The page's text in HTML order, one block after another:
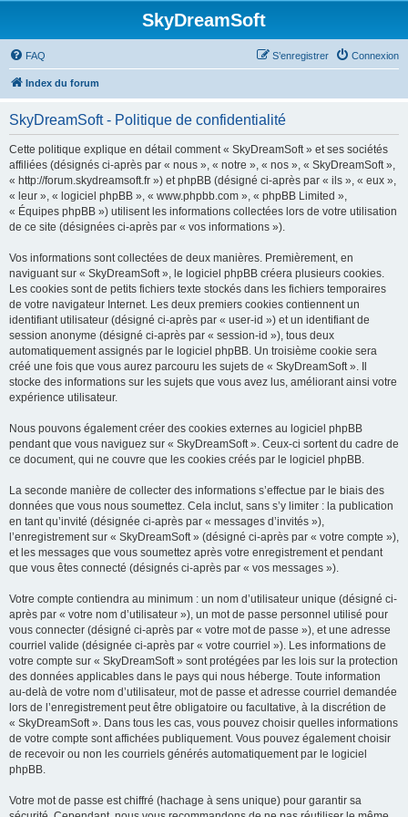
SkyDreamSoft
FAQ Connexion
S’enregistrer
Index du forum
SkyDreamSoft - Politique de confidentialité
Cette politique explique en détail comment « SkyDreamSoft » et ses sociétés
affiliées (désignés ci-après par « nous », « notre », « nos », « SkyDreamSoft »,
« http://forum.skydreamsoft.fr ») et phpBB (désigné ci-après par « ils », « eux »,
« leur », « logiciel phpBB », « www.phpbb.com », « phpBB Limited »,
« Équipes phpBB ») utilisent les informations collectées lors de votre utilisation
de ce site (désignées ci-après par « vos informations »).
Vos informations sont collectées de deux manières. Premièrement, en
naviguant sur « SkyDreamSoft », le logiciel phpBB créera plusieurs cookies.
Les cookies sont de petits fichiers texte stockés dans les fichiers temporaires
de votre navigateur Internet. Les deux premiers cookies contiennent un
identifiant utilisateur (désigné ci-après par « user-id ») et un identifiant de
session anonyme (désigné ci-après par « session-id »), tous deux
automatiquement assignés par le logiciel phpBB. Un troisième cookie sera
créé une fois que vous aurez parcouru les sujets de « SkyDreamSoft ». Il
stocke des informations sur les sujets que vous avez lus, améliorant ainsi votre
expérience utilisateur.
Nous pouvons également créer des cookies externes au logiciel phpBB
pendant que vous naviguez sur « SkyDreamSoft ». Ceux-ci sortent du cadre de
ce document, qui ne couvre que les cookies créés par le logiciel phpBB.
La seconde manière de collecter des informations s’effectue par le biais des
données que vous nous soumettez. Cela inclut, sans s’y limiter : la publication
en tant qu’invité (désignée ci-après par « messages d’invités »),
l’enregistrement sur « SkyDreamSoft » (désigné ci-après par « votre compte »),
et les messages que vous soumettez après votre enregistrement et pendant
que vous êtes connecté (désignés ci-après par « vos messages »).
Votre compte contiendra au minimum : un nom d’utilisateur unique (désigné ci-
après par « votre nom d’utilisateur »), un mot de passe personnel utilisé pour
vous connecter (désigné ci-après par « votre mot de passe »), et une adresse
courriel valide (désignée ci-après par « votre courriel »). Les informations de
votre compte sur « SkyDreamSoft » sont protégées par les lois sur la protection
des données applicables dans le pays qui nous héberge. Toute information
au-delà de votre nom d’utilisateur, mot de passe et adresse courriel demandée
lors de l’enregistrement peut être obligatoire ou facultative, à la discrétion de
« SkyDreamSoft ». Dans tous les cas, vous pouvez choisir quelles informations
de votre compte sont affichées publiquement. Vous pouvez également choisir
de recevoir ou non les courriels générés automatiquement par le logiciel
phpBB.
Votre mot de passe est chiffré (hachage à sens unique) pour garantir sa